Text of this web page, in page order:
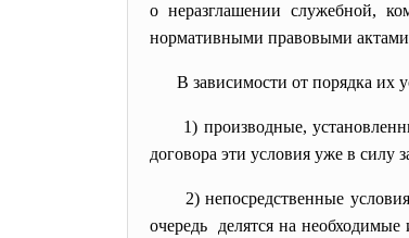
о неразглашении служебной,
нормативными правовыми
В зависимости от порядка их
1) производные,
договора эти условия уже в силу
2) непосредственные
очередь делятся на необходимые